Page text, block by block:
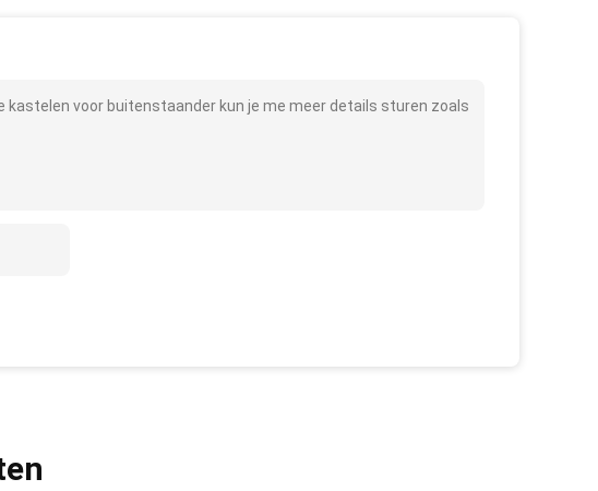
kastelen voor buitenstaander kun je me meer details sturen zoals